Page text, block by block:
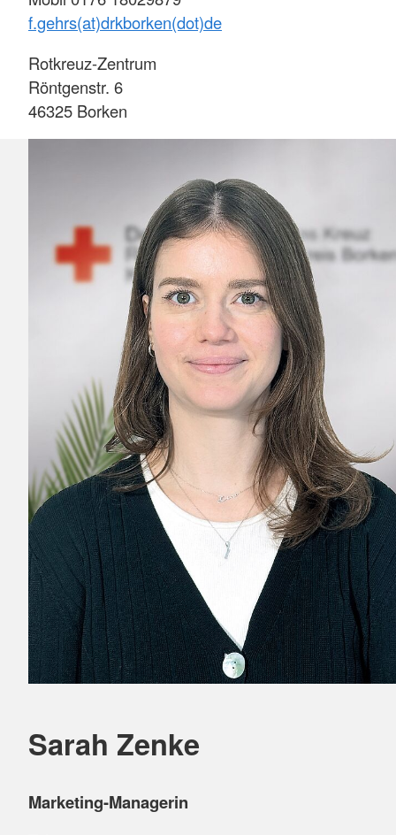
f.gehrs(at)drkborken(dot)de
Rotkreuz-Zentrum
Röntgenstr. 6
46325 Borken
Sarah Zenke
Marketing-Managerin